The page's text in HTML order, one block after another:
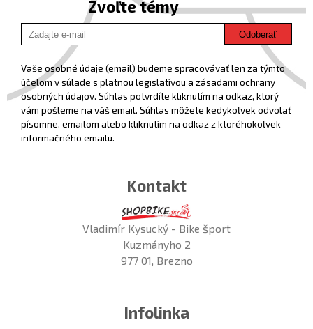
Zvoľte témy
Odoberať
Vaše osobné údaje (email) budeme spracovávať len za týmto
účelom v súlade s platnou legislatívou a zásadami ochrany
osobných údajov. Súhlas potvrdíte kliknutím na odkaz, ktorý
vám pošleme na váš email. Súhlas môžete kedykoľvek odvolať
písomne, emailom alebo kliknutím na odkaz z ktoréhokoľvek
informačného emailu.
Kontakt
Vladimír Kysucký - Bike šport
Kuzmányho 2
977 01, Brezno
Infolinka